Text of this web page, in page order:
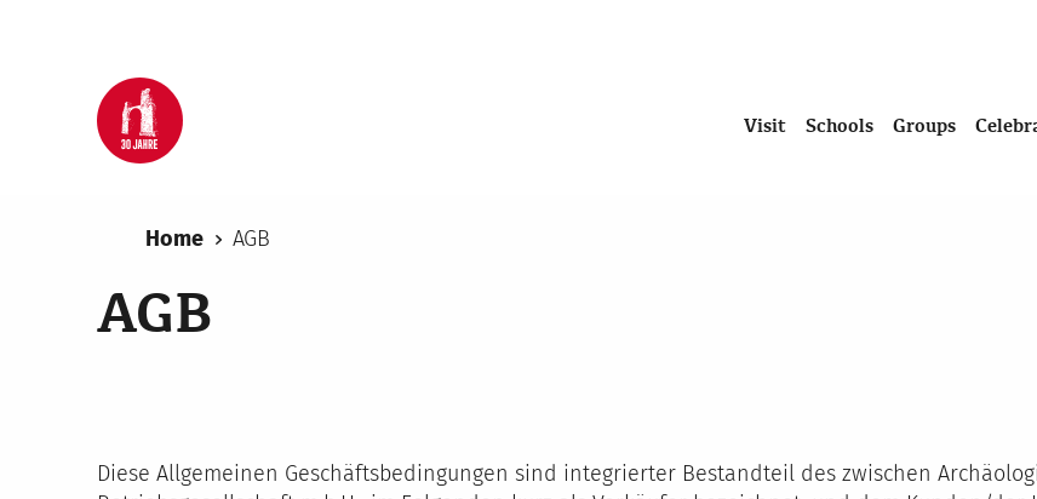
Visit Schools Groups
Home AGB
AGB
Diese Allgemeinen Geschäftsbedingungen sind integrierter Bestandteil des zwischen